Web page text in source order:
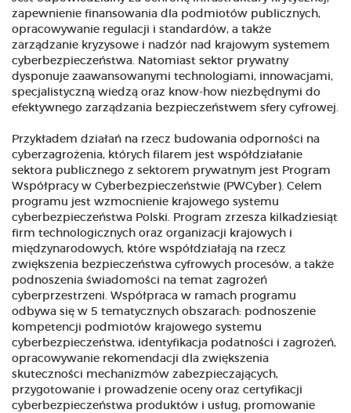
zapewnienie finansowania dla podmiotów publicznych,
opracowywanie regulacji i standardów, a także
zarządzanie kryzysowe i nadzór nad krajowym systemem
cyberbezpieczeństwa. Natomiast sektor prywatny
dysponuje zaawansowanymi technologiami, innowacjami,
specjalistyczną wiedzą oraz know-how niezbędnymi do
efektywnego zarządzania bezpieczeństwem sfery cyfrowej.
Przykładem działań na rzecz budowania odporności na
cyberzagrożenia, których filarem jest współdziałanie
sektora publicznego z sektorem prywatnym jest Program
Współpracy w Cyberbezpieczeństwie (PWCyber). Celem
programu jest wzmocnienie krajowego systemu
cyberbezpieczeństwa Polski. Program zrzesza kilkadziesiąt
firm technologicznych oraz organizacji krajowych i
międzynarodowych, które współdziałają na rzecz
zwiększenia bezpieczeństwa cyfrowych procesów, a także
podnoszenia świadomości na temat zagrożeń
cyberprzestrzeni. Współpraca w ramach programu
odbywa się w 5 tematycznych obszarach: podnoszenie
kompetencji podmiotów krajowego systemu
cyberbezpieczeństwa, identyfikacja podatności i zagrożeń,
opracowywanie rekomendacji dla zwiększenia
skuteczności mechanizmów zabezpieczających,
przygotowanie i prowadzenie oceny oraz certyfikacji
cyberbezpieczeństwa produktów i usług, promowanie